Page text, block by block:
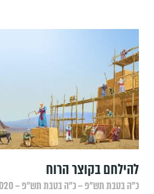
להילחם בקוצר הרוח
כ״ה בטבת תש״פ – כ״ה בטבת תש״פ – 22/01/2020